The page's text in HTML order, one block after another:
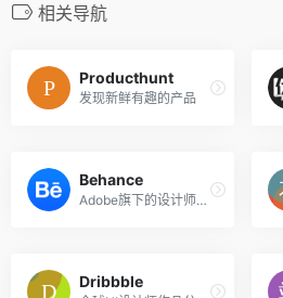
相关导航
Producthunt
发现新鲜有趣的产品
Behance
Adobe旗下的设计师交流平台，来自世界各地的设计师在这里分享自己的作品。
Dribbble